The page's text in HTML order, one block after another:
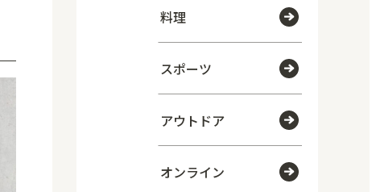
料理
スポーツ
アウトドア
オンライン